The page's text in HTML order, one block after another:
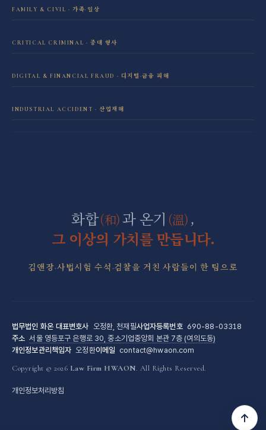
FAMILY & CIVIL · 가족·일상
학교폭력 전담센터
CRITICAL CRIMINAL · 중대 형사
DIGITAL & FINANCIAL FRAUD · 디지털·금융 피해
INDUSTRIAL ACCIDENT · 산업재해
화합(和)과 온기 (溫) ,
그 이상의 가치를 만듭니다.
김앤장·사법시험 수석·검찰을 거친 사람들이 한 팀으로
법무법인 화온 대표변호사 오정환, 천재필사업자등록번호 690-88-03318
주소 서울 영등포구 은행로 30, 중소기업중앙회 본관 7층 (여의도동)
개인정보관리책임자 오정환이메일 contact@hwaon.com
Copyright © 2026 Law Firm HWAON. All Rights Reserved.
개인정보처리방침